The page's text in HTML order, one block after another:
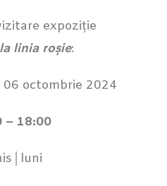
expoziție
linia roșie:
octombrie 2024
– 18:00